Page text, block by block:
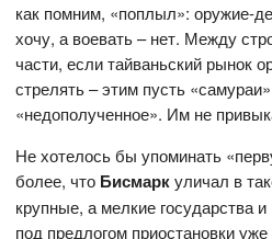
как помним, «поплыл»: оружие-
хочу, а воевать – нет. Между
части, если тайваньский рынок
стрелять – этим пусть
«недополученное». Им не
Не хотелось бы упоминать
более, что Бисмаркуличал в
крупные, а мелкие государства
под предлогом приостановки